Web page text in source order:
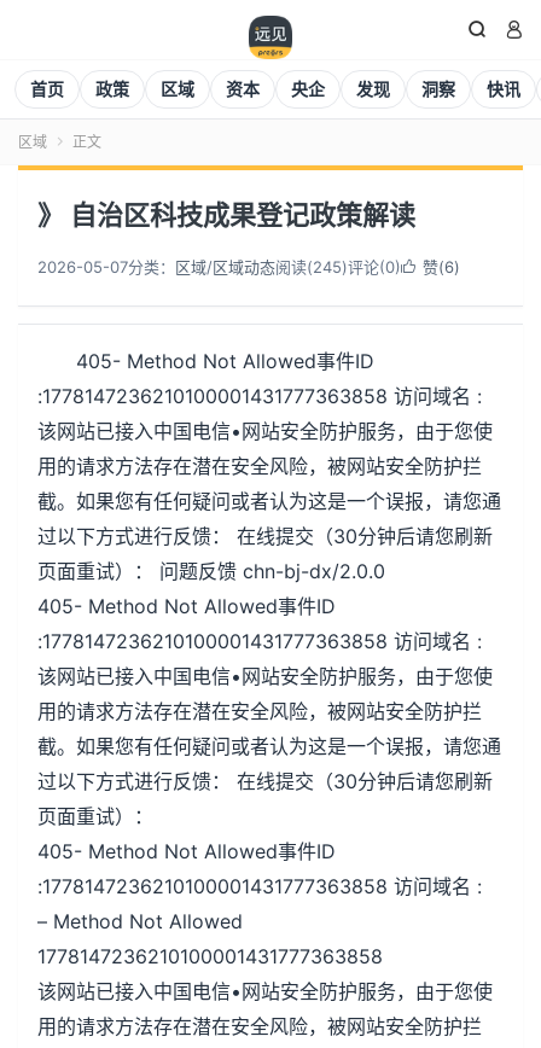
 
首页 政策 区域 资本 央企 发现 洞察 快讯
区域  正文
》 自治区科技成果登记政策解读
2026-05-07分类： 区域/区域动态阅读(246)评论(0) 赞(6)
405- Method Not Allowed事件ID
:1778147236210100001431777363858 访问域名 :
该网站已接入中国电信•网站安全防护服务，由于您使
用的请求方法存在潜在安全风险，被网站安全防护拦
截。如果您有任何疑问或者认为这是一个误报，请您通
过以下方式进行反馈： 在线提交（30分钟后请您刷新
页面重试）： 问题反馈 chn-bj-dx/2.0.0
405- Method Not Allowed事件ID
:1778147236210100001431777363858 访问域名 :
该网站已接入中国电信•网站安全防护服务，由于您使
用的请求方法存在潜在安全风险，被网站安全防护拦
截。如果您有任何疑问或者认为这是一个误报，请您通
过以下方式进行反馈： 在线提交（30分钟后请您刷新
页面重试）：
405- Method Not Allowed事件ID
:1778147236210100001431777363858 访问域名 :
– Method Not Allowed
1778147236210100001431777363858
该网站已接入中国电信•网站安全防护服务，由于您使
用的请求方法存在潜在安全风险，被网站安全防护拦